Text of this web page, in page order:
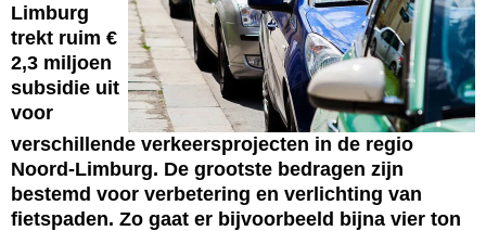
Limburg
trekt ruim €
2,3 miljoen
subsidie uit
voor
verschillende verkeersprojecten in de regio
Noord-Limburg. De grootste bedragen zijn
bestemd voor verbetering en verlichting van
fietspaden. Zo gaat er bijvoorbeeld bijna vier ton